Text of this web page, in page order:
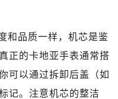
和品质一样，机芯是鉴
正的卡地亚手表通常搭
可以通过拆卸后盖（如
记。注意机芯的整洁